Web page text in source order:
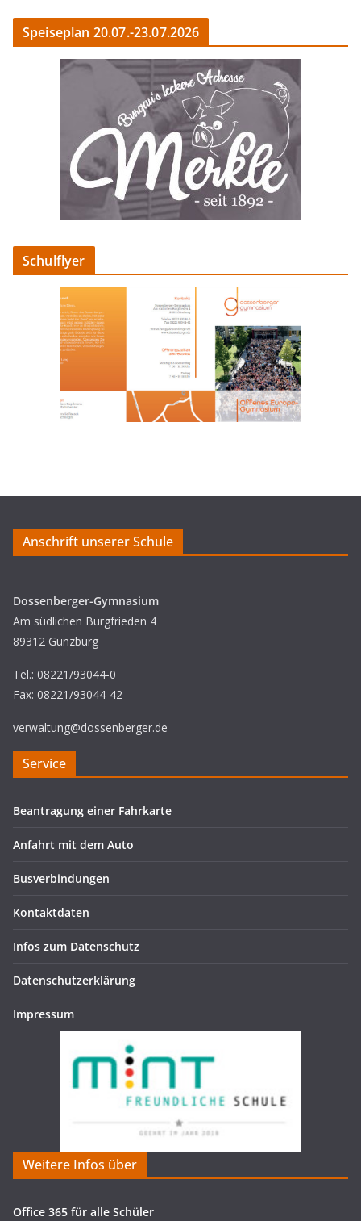
Speiseplan 20.07.-23.07.2026
Schulflyer
Anschrift unserer Schule
Dossenberger-Gymnasium
Am südlichen Burgfrieden 4
89312 Günzburg
Tel.: 08221/93044-0
Fax: 08221/93044-42
verwaltung@dossenberger.de
Service
Beantragung einer Fahrkarte
Anfahrt mit dem Auto
Busverbindungen
Kontaktdaten
Infos zum Datenschutz
Datenschutzerklärung
Impressum
Weitere Infos über
Office 365 für alle Schüler